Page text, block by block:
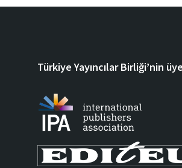
Türkiye Yayıncılar Birliği’nin